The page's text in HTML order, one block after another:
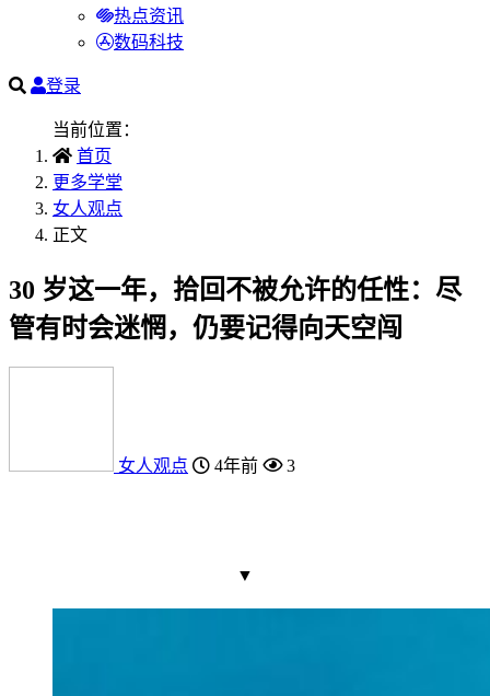
热点资讯
数码科技
登录
当前位置：
首页
更多学堂
女人观点
正文
30 岁这一年，拾回不被允许的任性：尽
管有时会迷惘，仍要记得向天空闯
女人观点 4年前 3
▼